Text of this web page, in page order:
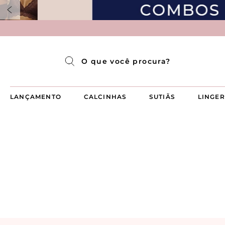
LANÇAMENTO CALCINHAS SUTIÃS
Pijama Longo Americado Aberto Luma
Pijama Capri Aberto
Pijama Curto Aberto